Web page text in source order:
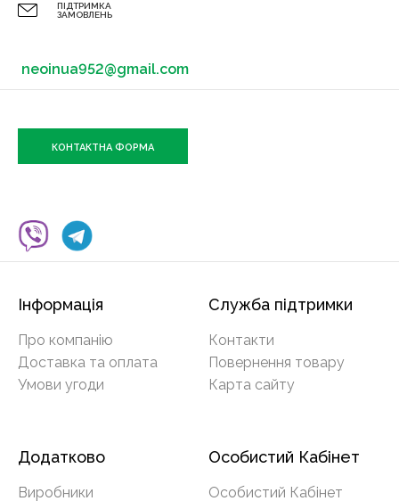
ПІДТРИМКА
ЗАМОВЛЕНЬ
neoinua952@gmail.com
КОНТАКТНА ФОРМА
Інформація
Про компанію
Доставка та оплата
Умови угоди
Служба підтримки
Контакти
Повернення товару
Карта сайту
Додатково
Виробники
Особистий Кабінет
Особистий Кабінет